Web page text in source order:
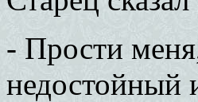
- Прости
недостойный